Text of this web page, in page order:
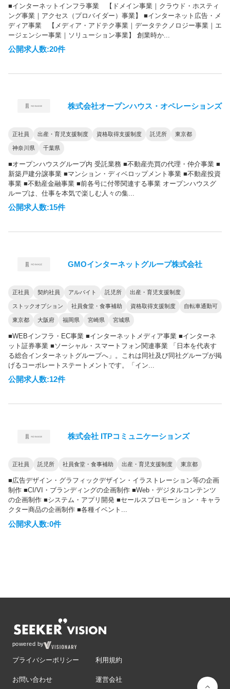
■インターネットインフラ事業 【ドメイン事業｜クラウド・ホスティ
ング事業｜アクセス（プロバイダー）事業】 ■インターネット広告・メ
ディア事業 【メディア・アドテク事業｜データテクノロジー事業｜エ
ージェンシー事業｜ソリューション事業】 創業時か...
公開求人数:20件
株式会社オープンハウス・オペレーションズ
正社員 出産・育児支援制度 資格取得支援制度 託児所 東京都
神奈川県 千葉県
■オープンハウスグループ内 受託業務 ■不動産売買の代理・仲介事業 ■
新築戸建分譲事業 ■マンション・ディベロップメント事業 ■不動産投資
事業 ■不動産金融事業 ■前各号に付帯関連する事業 オープンハウスグ
ループは、仕事を本気で楽しむ人々の集...
公開求人数:15件
GMOインターネットグループ株式会社
正社員 契約社員 アルバイト 託児所 出産・育児支援制度
ストックオプション 社員食堂・食事補助 資格取得支援制度 自転車通勤可
東京都 大阪府 福岡県 宮崎県 宮城県
■WEBインフラ・EC事業 ■インターネットメディア事業 ■インターネ
ット証券事業 ■ソーシャル・スマートフォン関連事業 「日本を代表す
る総合インターネットグループへ」。これは同社及び同社グループが掲
げるコーポレートステートメントです。「イン...
公開求人数:12件
株式会社 ITPコミュニケーションズ
正社員 託児所 社員食堂・食事補助 出産・育児支援制度 東京都
■広告デザイン・グラフィックデザイン・イラストレーション等の企画
制作 ■CI/VI・ブランディングの企画制作 ■Web・デジタルコンテンツ
の企画制作 ■システム・アプリ開発 ■セールスプロモーション・キャラ
クター商品の企画制作 ■各種イベント...
公開求人数:0件
powered by
プライバシーポリシー 利用規約
お問い合わせ 運営会社